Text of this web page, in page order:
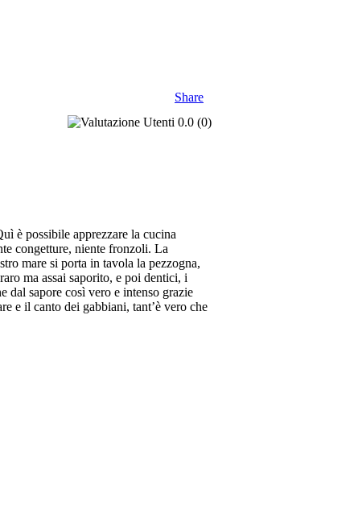
Share
0.0 (0)
è possibile apprezzare la cucina
congetture, niente fronzoli. La
mare si porta in tavola la pezzogna,
ma assai saporito, e poi dentici, i
sapore così vero e intenso grazie
e il canto dei gabbiani, tant’è vero che